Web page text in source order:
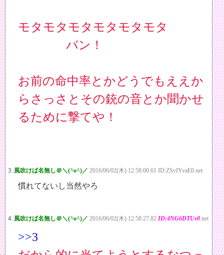
モタモタモタモタモタモタ
バン！
お前の命中率とかどうでもええか
らさっさとその銃の音とか聞かせ
るために撃てや！
3: 風吹けば名無し＠＼(^o^)／ 2016/06/02(木) 12:58:00.61 ID:ZSvIYvaE0.net
慣れてないし当然やろ
4: 風吹けば名無し＠＼(^o^)／ 2016/06/02(木) 12:58:27.82 ID:4NG6DTUv0.net
>>3